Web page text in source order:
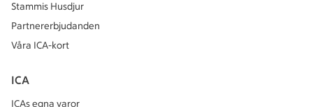
Stammis Husdjur
Partnererbjudanden
Våra ICA-kort
ICA
ICAs egna varor